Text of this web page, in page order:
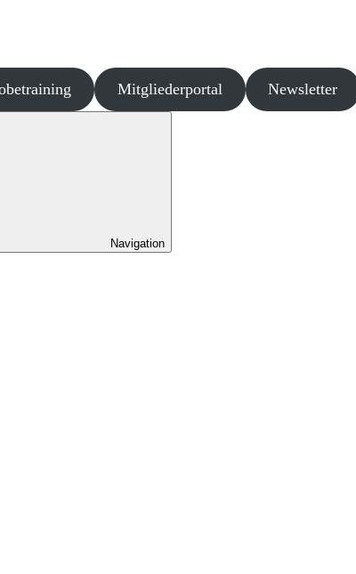
Mitgliederportal Newsletter
Navigation